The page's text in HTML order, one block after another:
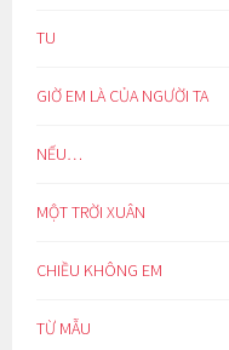
TU
GIỜ EM LÀ CỦA NGƯỜI TA
NẾU…
MỘT TRỜI XUÂN
CHIỀU KHÔNG EM
TỪ MẪU